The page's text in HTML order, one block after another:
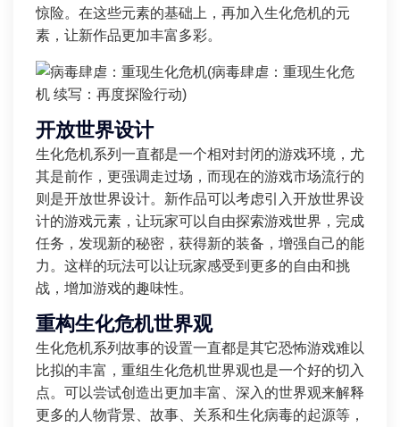
惊险。在这些元素的基础上，再加入生化危机的元
素，让新作品更加丰富多彩。
开放世界设计
生化危机系列一直都是一个相对封闭的游戏环境，尤
其是前作，更强调走过场，而现在的游戏市场流行的
则是开放世界设计。新作品可以考虑引入开放世界设
计的游戏元素，让玩家可以自由探索游戏世界，完成
任务，发现新的秘密，获得新的装备，增强自己的能
力。这样的玩法可以让玩家感受到更多的自由和挑
战，增加游戏的趣味性。
重构生化危机世界观
生化危机系列故事的设置一直都是其它恐怖游戏难以
比拟的丰富，重组生化危机世界观也是一个好的切入
点。可以尝试创造出更加丰富、深入的世界观来解释
更多的人物背景、故事、关系和生化病毒的起源等，